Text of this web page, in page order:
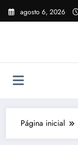
Pular
para
agosto 6, 2026
Página inicial